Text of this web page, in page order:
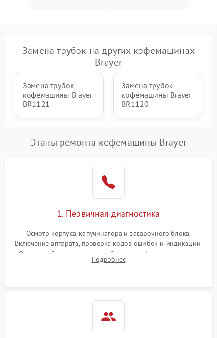
Замена трубок на других кофемашинах
Brayer
Замена трубок
кофемашины Brayer
BR1121
Замена трубок
кофемашины Brayer
BR1120
Этапы ремонта кофемашины Brayer
1. Первичная диагностика
Осмотр корпуса, капучинатора и заварочного блока.
Включение аппарата, проверка кодов ошибок и индикации.
Оценка работы помпы, термоблока и кофемолки на слух.
Измерение температуры и давления воды для выявления
Подробнее